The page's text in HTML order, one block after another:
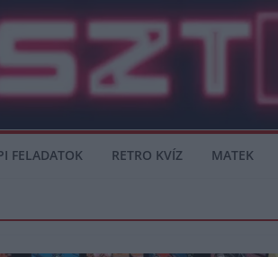
FELADATOK RETRO KVÍZ MATEK